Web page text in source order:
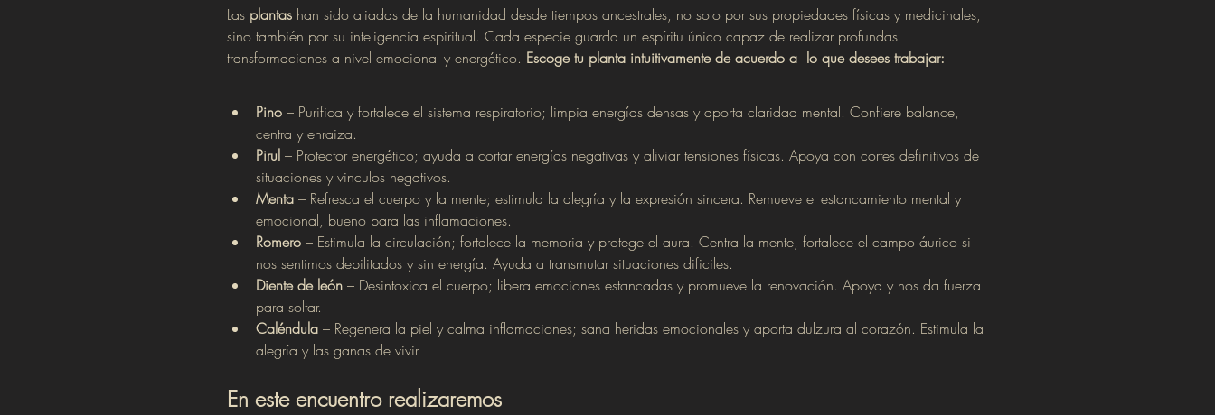
Las plantas han sido aliadas de la humanidad desde tiempos ancestrales, no solo por sus propiedades físicas y medicinales,
sino también por su inteligencia espiritual. Cada especie guarda un espíritu único capaz de realizar profundas
transformaciones a nivel emocional y energético. Escoge tu planta intuitivamente de acuerdo a  lo que desees trabajar:
Pino – Purifica y fortalece el sistema respiratorio; limpia energías densas y aporta claridad mental. Confiere balance,
centra y enraiza.
Pirul – Protector energético; ayuda a cortar energías negativas y aliviar tensiones físicas. Apoya con cortes definitivos de
situaciones y vinculos negativos.
Menta – Refresca el cuerpo y la mente; estimula la alegría y la expresión sincera. Remueve el estancamiento mental y
emocional, bueno para las inflamaciones.
Romero – Estimula la circulación; fortalece la memoria y protege el aura. Centra la mente, fortalece el campo áurico si
nos sentimos debilitados y sin energía. Ayuda a transmutar situaciones dificiles.
Diente de león – Desintoxica el cuerpo; libera emociones estancadas y promueve la renovación. Apoya y nos da fuerza
para soltar.
Caléndula – Regenera la piel y calma inflamaciones; sana heridas emocionales y aporta dulzura al corazón. Estimula la
alegría y las ganas de vivir.
En este encuentro realizaremos